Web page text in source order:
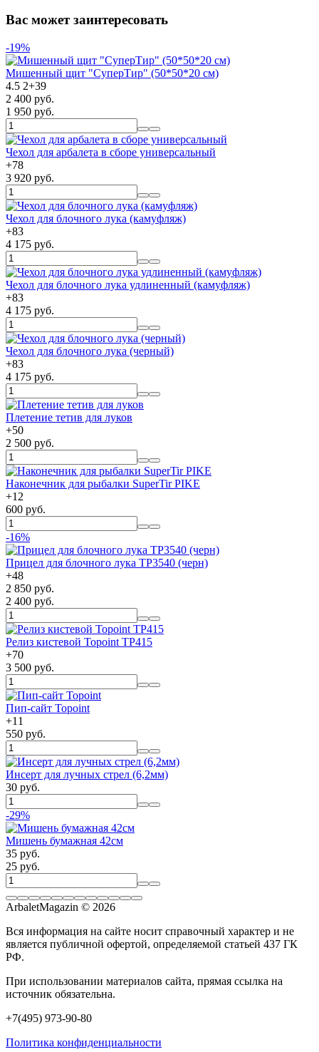
Вас может заинтересовать
-19%
Мишенный щит "СуперТир" (50*50*20 см)
4.5 2+39
2 400 руб.
1 950 руб.
Чехол для арбалета в сборе универсальный
+78
3 920 руб.
Чехол для блочного лука (камуфляж)
+83
4 175 руб.
Чехол для блочного лука удлиненный (камуфляж)
+83
4 175 руб.
Чехол для блочного лука (черный)
+83
4 175 руб.
Плетение тетив для луков
+50
2 500 руб.
Наконечник для рыбалки SuperTir PIKE
+12
600 руб.
-16%
Прицел для блочного лука TP3540 (черн)
+48
2 850 руб.
2 400 руб.
Релиз кистевой Topoint TP415
+70
3 500 руб.
Пип-сайт Topoint
+11
550 руб.
Инсерт для лучных стрел (6,2мм)
30 руб.
-29%
Мишень бумажная 42см
35 руб.
25 руб.
ArbaletMagazin © 2026
Вся информация на сайте носит справочный характер и не
является публичной офертой, определяемой статьей 437 ГК
РФ.
При использовании материалов сайта, прямая ссылка на
источник обязательна.
+7(495) 973-90-80
Политика конфиденциальности